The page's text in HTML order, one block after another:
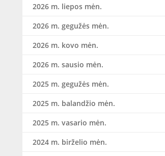
2026 m. liepos mėn.
2026 m. gegužės mėn.
2026 m. kovo mėn.
2026 m. sausio mėn.
2025 m. gegužės mėn.
2025 m. balandžio mėn.
2025 m. vasario mėn.
2024 m. birželio mėn.